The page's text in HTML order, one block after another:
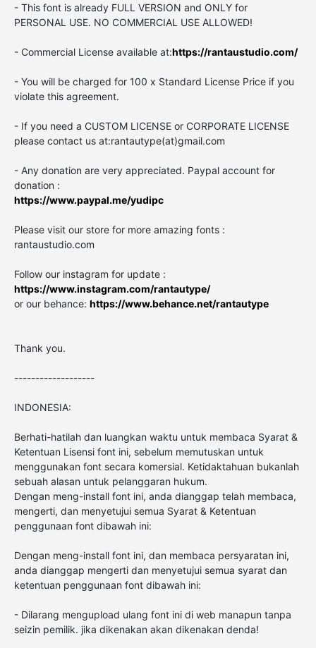
- This font is already FULL VERSION and ONLY for
PERSONAL USE. NO COMMERCIAL USE ALLOWED!
- Commercial License available at:https://rantaustudio.com/
- You will be charged for 100 x Standard License Price if you
violate this agreement.
- If you need a CUSTOM LICENSE or CORPORATE LICENSE
please contact us at:rantautype(at)gmail.com
- Any donation are very appreciated. Paypal account for
donation :
https://www.paypal.me/yudipc
Please visit our store for more amazing fonts :
rantaustudio.com
Follow our instagram for update :
https://www.instagram.com/rantautype/
or our behance: https://www.behance.net/rantautype
Thank you.
-------------------
INDONESIA:
Berhati-hatilah dan luangkan waktu untuk membaca Syarat &
Ketentuan Lisensi font ini, sebelum memutuskan untuk
menggunakan font secara komersial. Ketidaktahuan bukanlah
sebuah alasan untuk pelanggaran hukum.
Dengan meng-install font ini, anda dianggap telah membaca,
mengerti, dan menyetujui semua Syarat & Ketentuan
penggunaan font dibawah ini:
Dengan meng-install font ini, dan membaca persyaratan ini,
anda dianggap mengerti dan menyetujui semua syarat dan
ketentuan penggunaan font dibawah ini:
- Dilarang mengupload ulang font ini di web manapun tanpa
seizin pemilik. jika dikenakan akan dikenakan denda!